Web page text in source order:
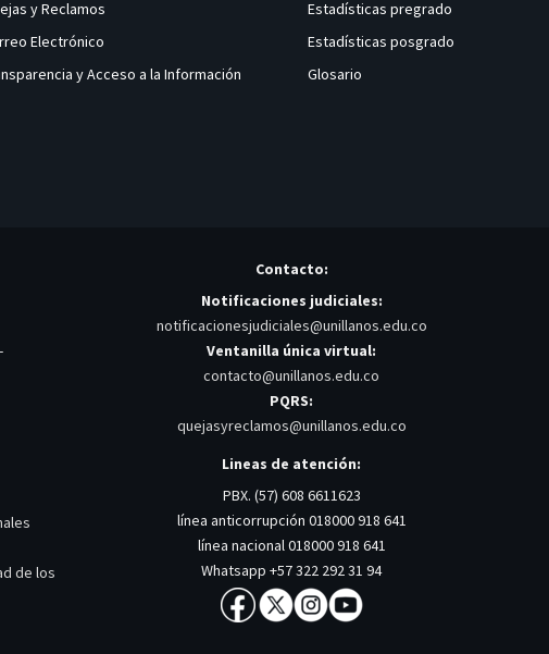
y Reclamos
Electrónico
y Acceso a la Información
Estadísticas pregrado
Estadísticas posgrado
Glosario
de los
Contacto:
Notificaciones judiciales:
notificacionesjudiciales@unillanos.edu.co
Ventanilla única virtual:
contacto@unillanos.edu.co
PQRS:
quejasyreclamos@unillanos.edu.co
Lineas de atención:
PBX. (57) 608 6611623
línea anticorrupción 018000 918 641
línea nacional 018000 918 641
Whatsapp +57 322 292 31 94